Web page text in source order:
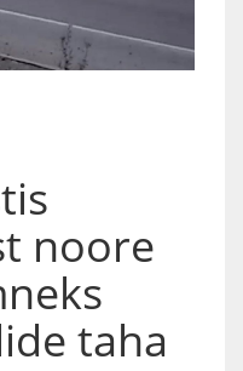
noore
taha